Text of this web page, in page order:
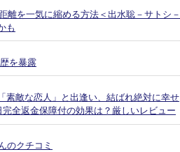
離を一気に縮める方法＜出水聡－サトシ－
も
を暴露
素敵な恋人」と出逢い、結ばれ絶対に幸せ
全返金保障付の効果は？厳しいレビュー
のクチコミ